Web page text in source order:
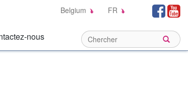
Social
Links:
Belgium FR
nous